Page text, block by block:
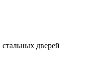
дверей